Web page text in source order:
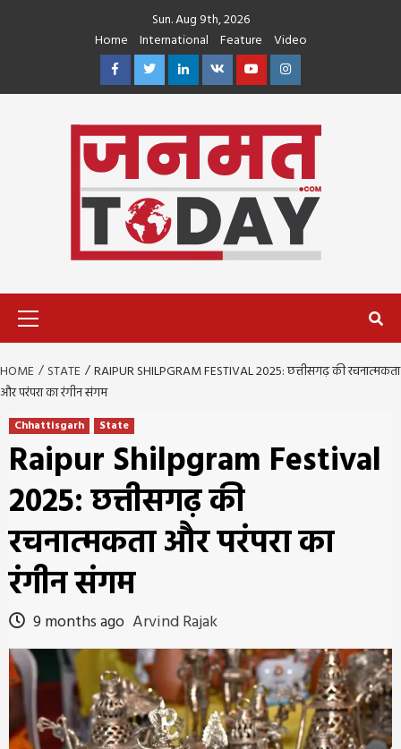
Sun. Aug 9th, 2026
Home
International Feature
Video
FacebookTwitterLinkedin
VK YoutubeInstagram
HOME STATE
RAIPUR SHILPGRAM FESTIVAL 2025: छत्तीसगढ़ की रचनात्मकता
और परंपरा का रंगीन संगम
Chhattisgarh State
Raipur Shilpgram Festival
2025: छत्तीसगढ़ की
रचनात्मकता और परंपरा का
रंगीन संगम
9 months ago Arvind Rajak